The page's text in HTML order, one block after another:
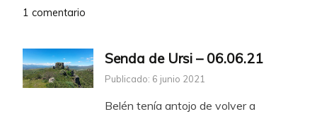
1 comentario
Senda de Ursi – 06.06.21
Publicado: 6 junio 2021
Belén tenía antojo de volver a